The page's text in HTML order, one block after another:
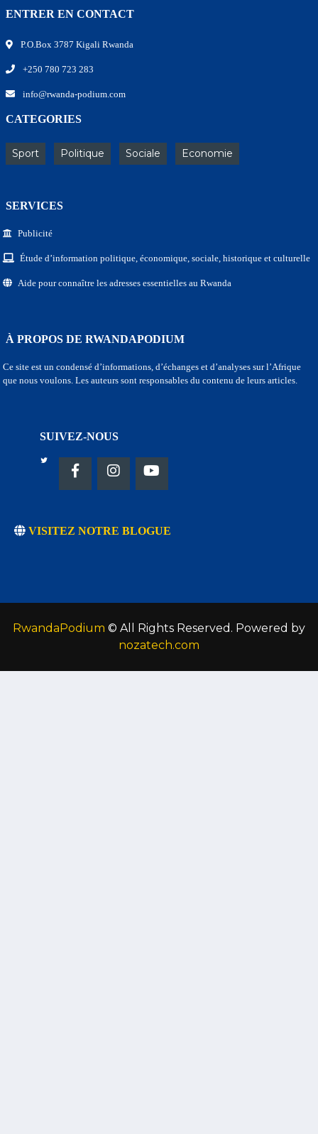
ENTRER EN CONTACT
P.O.Box 3787 Kigali Rwanda
+250 780 723 283
info@rwanda-podium.com
CATEGORIES
Sport Politique Sociale Economie
SERVICES
Publicité
Étude d’information politique, économique, sociale, historique et culturelle
Aide pour connaître les adresses essentielles au Rwanda
À PROPOS DE RWANDAPODIUM
Ce site est un condensé d’informations, d’échanges et d’analyses sur l’Afrique
que nous voulons. Les auteurs sont responsables du contenu de leurs articles.
SUIVEZ-NOUS
VISITEZ NOTRE BLOGUE
RwandaPodium © All Rights Reserved. Powered by
nozatech.com